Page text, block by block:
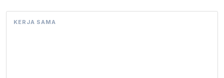
KERJA SAMA